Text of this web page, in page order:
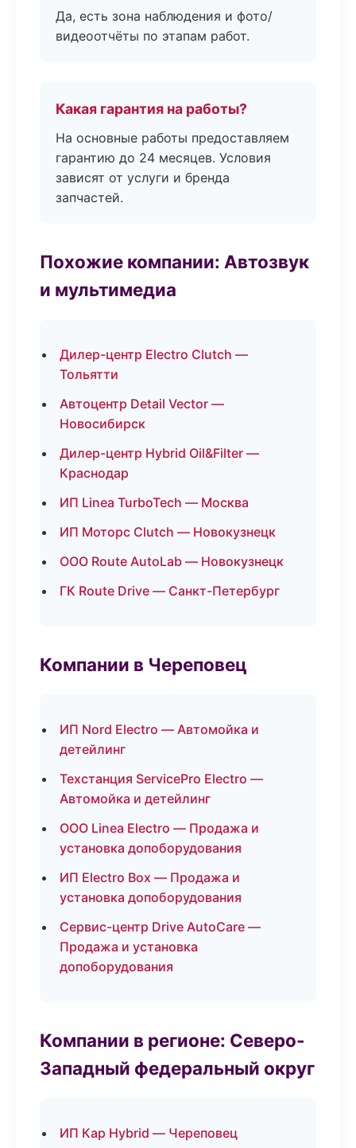
Да, есть зона наблюдения и фото/
видеоотчёты по этапам работ.
Какая гарантия на работы?
На основные работы предоставляем
гарантию до 24 месяцев. Условия
зависят от услуги и бренда
запчастей.
Похожие компании: Автозвук
и мультимедиа
Дилер-центр Electro Clutch —
Тольятти
Автоцентр Detail Vector —
Новосибирск
Дилер-центр Hybrid Oil&Filter —
Краснодар
ИП Linea TurboTech — Москва
ИП Моторс Clutch — Новокузнецк
ООО Route AutoLab — Новокузнецк
ГК Route Drive — Санкт-Петербург
Компании в Череповец
ИП Nord Electro — Автомойка и
детейлинг
Техстанция ServicePro Electro —
Автомойка и детейлинг
ООО Linea Electro — Продажа и
установка допоборудования
ИП Electro Box — Продажа и
установка допоборудования
Сервис-центр Drive AutoCare —
Продажа и установка
допоборудования
Компании в регионе: Северо-
Западный федеральный округ
ИП Кар Hybrid — Череповец